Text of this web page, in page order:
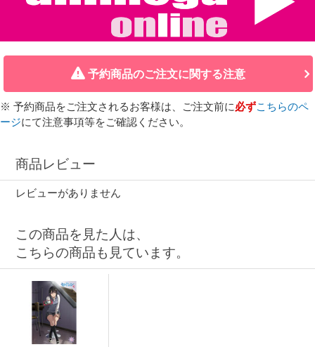
予約商品のご注文に関する注意
※ 予約商品をご注文されるお客様は、ご注文前に必ずこちらのペ
ージにて注意事項等をご確認ください。
商品レビュー
レビューがありません
この商品を見た人は、
こちらの商品も見ています。